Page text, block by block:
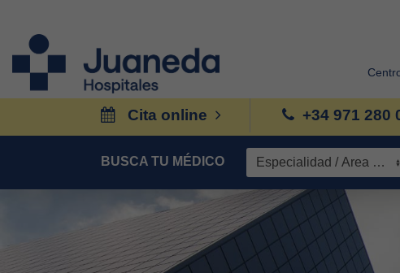
Cita online +34 971 280
BUSCA TU MÉDICO Especialidad / Área de conocimiento